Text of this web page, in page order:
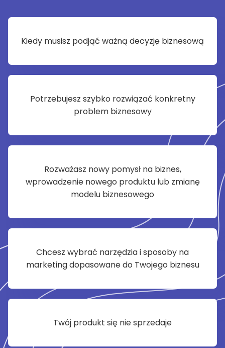
Kiedy musisz podjąć ważną decyzję biznesową
Potrzebujesz szybko rozwiązać konkretny
problem biznesowy
Rozważasz nowy pomysł na biznes,
wprowadzenie nowego produktu lub zmianę
modelu biznesowego
Chcesz wybrać narzędzia i sposoby na
marketing dopasowane do Twojego biznesu
Twój produkt się nie sprzedaje